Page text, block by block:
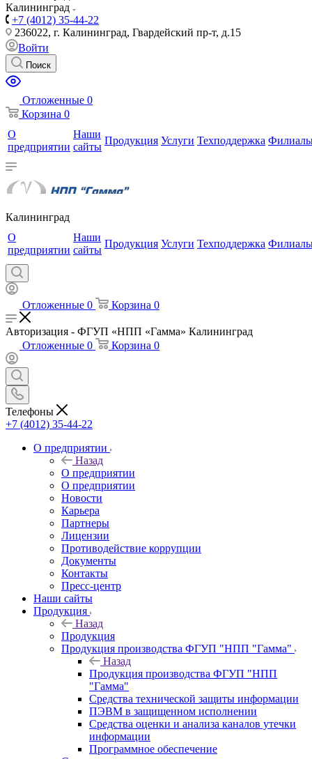
Калининград
+7 (4012) 35-44-22
236022, г. Калининград, Гвардейский пр-т, д.15
Войти
Поиск
Отложенные 0
Корзина 0
О
предприятии
Наши
сайты
Продукция Услуги Техподдержка
Калининград
О
предприятии
Наши
сайты
Продукция Услуги Техподдержка
Отложенные 0 Корзина 0
Авторизация - ФГУП «НПП «Гамма» Калининград
Отложенные 0 Корзина 0
Телефоны
+7 (4012) 35-44-22
О предприятии
Назад
О предприятии
О предприятии
Новости
Карьера
Партнеры
Лицензии
Противодействие коррупции
Документы
Контакты
Пресс-центр
Наши сайты
Продукция
Назад
Продукция
Продукция производства ФГУП "НПП "Гамма"
Назад
Продукция производства ФГУП "НПП
"Гамма"
Средства технической защиты информации
ПЭВМ в защищенном исполнении
Средства оценки и анализа каналов утечки
информации
Программное обеспечение